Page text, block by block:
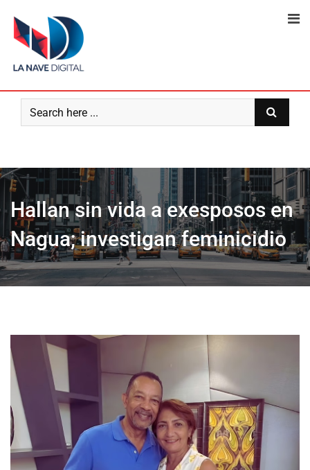
content
Hallan sin vida a exesposos en
Nagua; investigan feminicidio